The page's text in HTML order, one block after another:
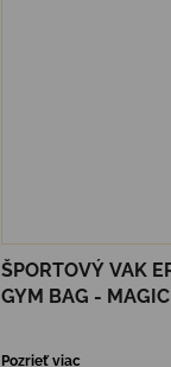
ŠPORTOVÝ VAK
GYM BAG -
Pozrieť viac